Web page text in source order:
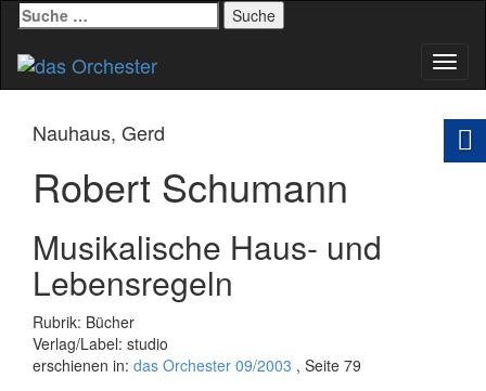
Suche
nach:
Nauhaus, Gerd
Robert Schumann
Musikalische Haus- und
Lebensregeln
Rubrik: Bücher
Verlag/Label: studio
erschienen in: das Orchester 09/2003 , Seite 79